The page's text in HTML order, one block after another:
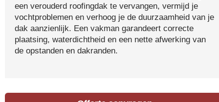
een verouderd roofingdak te vervangen, vermijd je
vochtproblemen en verhoog je de duurzaamheid van je
dak aanzienlijk. Een vakman garandeert correcte
plaatsing, waterdichtheid en een nette afwerking van
de opstanden en dakranden.